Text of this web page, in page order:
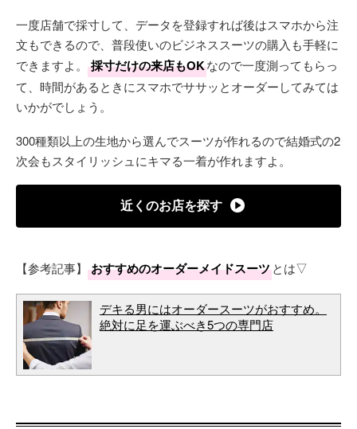
一度店舗で採寸して、データを登録すれば後はスマホから注
文もできるので、普段使いのビジネススーツの購入も手軽に
できますよ。
採寸だけの来店もOKなので一度測ってもらっ
て、時間があるときにスマホでササッとオーダーしてみては
いかがでしょう。
300種類以上の生地から選んでスーツが作れるので結婚式の2
次会もスタイリッシュにキマる一着が作れますよ。
近くのお店を探す
【参考記事】 おすすめのオーダーメイドスーツとは▽
デキる男にはオーダースーツがおすすめ。
絶対に足を運ぶべき5つの専門店